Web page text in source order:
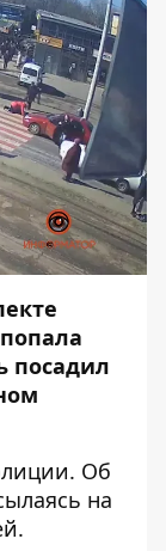
посадил
Об
на